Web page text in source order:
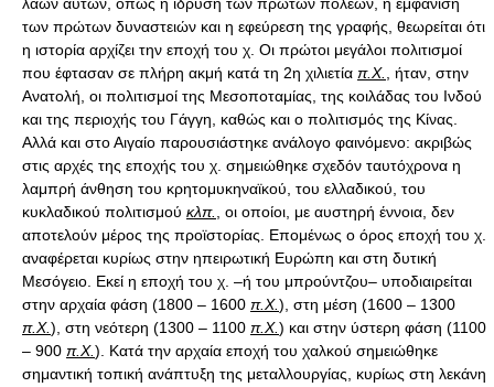
των πρώτων δυναστειών και η εφεύρεση της γραφής, θεωρείται ότι
η ιστορία αρχίζει την εποχή του χ. Οι πρώτοι μεγάλοι πολιτισμοί
που έφτασαν σε πλήρη ακμή κατά τη 2η χιλιετία π.Χ.
, ήταν, στην
Ανατολή, οι πολιτισμοί της Μεσοποταμίας, της κοιλάδας του Ινδού
και της περιοχής του Γάγγη, καθώς και ο πολιτισμός της Κίνας.
Αλλά και στο Αιγαίο παρουσιάστηκε ανάλογο φαινόμενο: ακριβώς
στις αρχές της εποχής του χ. σημειώθηκε σχεδόν ταυτόχρονα η
λαμπρή άνθηση του κρητομυκηναϊκού, του ελλαδικού, του
κυκλαδικού πολιτισμού κλπ.
, οι οποίοι, με αυστηρή έννοια, δεν
αποτελούν μέρος της προϊστορίας. Επομένως ο όρος εποχή του χ.
αναφέρεται κυρίως στην ηπειρωτική Ευρώπη και στη δυτική
Μεσόγειο. Εκεί η εποχή του χ. –ή του μπρούντζου– υποδιαιρείται
στην αρχαία φάση (1800 – 1600 π.Χ.), στη μέση (1600 – 1300
π.Χ.), στη νεότερη (1300 – 1100 π.Χ.) και στην ύστερη φάση (1100
– 900 π.Χ.). Κατά την αρχαία εποχή του χαλκού σημειώθηκε
σημαντική τοπική ανάπτυξη της μεταλλουργίας, κυρίως στη λεκάνη